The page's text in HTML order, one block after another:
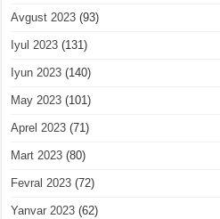
Avgust 2023 (93)
Iyul 2023 (131)
Iyun 2023 (140)
May 2023 (101)
Aprel 2023 (71)
Mart 2023 (80)
Fevral 2023 (72)
Yanvar 2023 (62)